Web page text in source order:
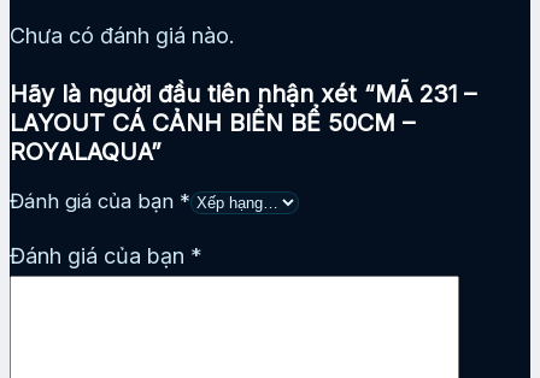
Chưa có đánh giá nào.
Hãy là người đầu tiên nhận xét “MÃ 231 –
LAYOUT CÁ CẢNH BIỂN BỂ 50CM –
ROYALAQUA”
Đánh giá của bạn *
Đánh giá của bạn *